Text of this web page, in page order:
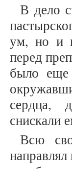
В дело
ум, но и
перед
было еще
сердца,
снискали
Всю